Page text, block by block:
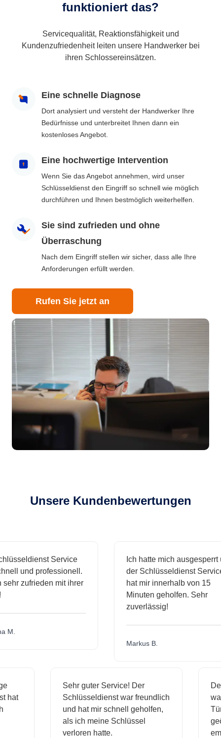
funktioniert das?
Servicequalität, Reaktionsfähigkeit und
Kundenzufriedenheit leiten unsere Handwerker bei
ihren Schlossereinsätzen.
Eine schnelle Diagnose
Dort analysiert und versteht der Handwerker Ihre
Bedürfnisse und unterbreitet Ihnen dann ein
kostenloses Angebot.
Eine hochwertige Intervention
Wenn Sie das Angebot annehmen, wird unser
Schlüsseldienst den Eingriff so schnell wie möglich
durchführen und Ihnen bestmöglich weiterhelfen.
Sie sind zufrieden und ohne
Überraschung
Nach dem Eingriff stellen wir sicher, dass alle Ihre
Anforderungen erfüllt werden.
Rufen Sie jetzt an
Unsere Kundenbewertungen
Service
und professionell.
zufrieden mit ihrer
M.
Ich hatte mich ausgesperrt
der Schlüsseldienst Service
hat mir innerhalb von 15
Minuten geholfen. Sehr
zuverlässig!
Markus B.
hat
Sehr guter Service! Der
Schlüsseldienst war freundlich
und hat mir schnell geholfen,
als ich meine Schlüssel
verloren hatte.